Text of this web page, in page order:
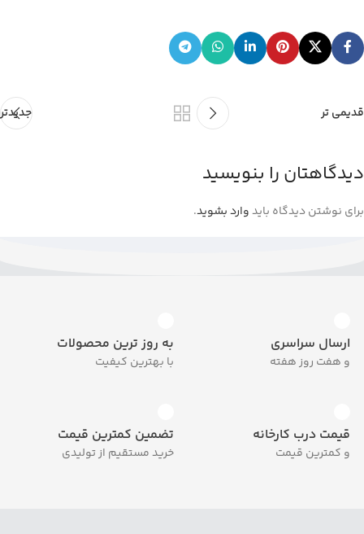
جدیدتر قدیمی تر
دیدگاهتان را بنویسید
برای نوشتن دیدگاه بایدوارد بشوید.
ارسال سراسری
و هفت روز هفته
به روز ترین محصولات
با بهترین کیفیت
قیمت درب کارخانه
و کمترین قیمت
تضمین کمترین قیمت
خرید مستقیم از تولیدی